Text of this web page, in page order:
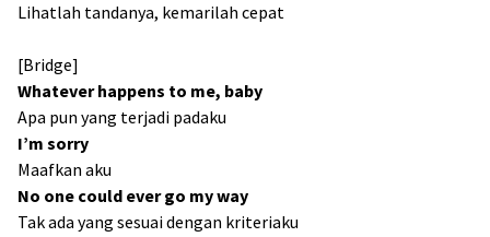
Lihatlah tandanya, kemarilah cepat
[Bridge]
Whatever happens to me, baby
Apa pun yang terjadi padaku
I’m sorry
Maafkan aku
No one could ever go my way
Tak ada yang sesuai dengan kriteriaku